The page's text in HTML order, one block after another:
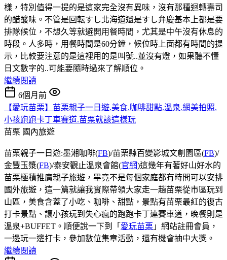
樣，特別值得一提的是這家完全沒有異味，沒有那種迴轉壽司
的醋酸味。不管是回転すし北海道還是すし弁慶基本上都是要
排隊候位，不想久等就避開用餐時間，尤其是中午沒有休息的
時段。人多時，用餐時間是60分鐘，候位時上面都有時間的提
示，比較要注意的是這裡用的是叫號..並沒有燈，如果聽不懂
日文數字的..可能要隨時過來了解順位。
繼續閱讀
6個月前
【愛玩苗栗】苗栗親子一日遊.美食.咖啡甜點.溫泉.網美拍照.
小孩跑跑卡丁車賽道.苗栗就該這樣玩
苗栗 國內旅遊
苗栗親子一日遊:墨湘咖啡(FB)/苗栗縣百變影城文創園區(FB)/
金豐玉漿(FB)/泰安觀止溫泉會館(官網)這幾年有著好山好水的
苗栗極積推廣親子旅遊，畢竟不是每個家庭都有時間可以安排
國外旅遊，這一篇就讓我實際帶領大家走一趟苗栗從市區玩到
山區，美食含蓋了小吃、咖啡、甜點，景點有苗栗最紅的復古
打卡景點、讓小孩玩到失心瘋的跑跑卡丁連賽車道，晚餐則是
溫泉+BUFFET。順便說一下到「 愛玩苗栗 」網站註冊會員，
一邊玩一邊打卡，參加數位集章活動，還有機會抽中大獎。
繼續閱讀